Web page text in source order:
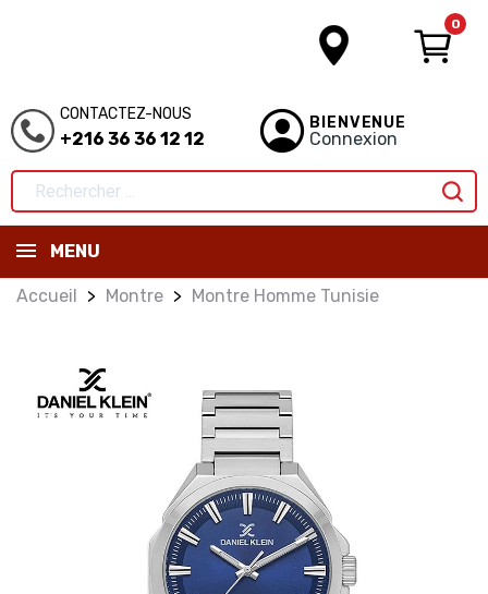
0
CONTACTEZ-NOUS
+216 36 36 12 12
BIENVENUE
Connexion
MENU
Accueil Montre Montre Homme Tunisie